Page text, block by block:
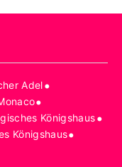
Adel•
•
Königshaus•
Königshaus•